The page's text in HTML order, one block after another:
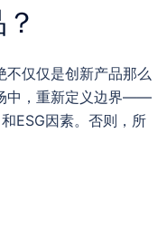
仅仅是创新产品那么
中，重新定义边界——
ESG因素。否则，所